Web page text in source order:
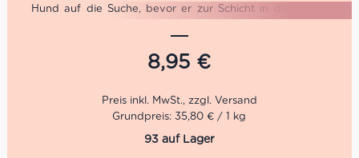
Hund auf die Suche, bevor er zur Schicht in die Fabrik
bekam auf Trüffel Messen die gebührende
Aufmerksamkeit. 2001 öffneten schließlich die Pforten
Die Trüffel Tagliatelle von Giuliano Tartufi sind eine ganz
feine Delikatesse angereichert mit weißem Trüffel. Wenn
kann, gilt natürlich das Prinzipmehr ist mehr
8,95 €
Grundpreis: 35,80 € / 1 kg
93 auf Lager